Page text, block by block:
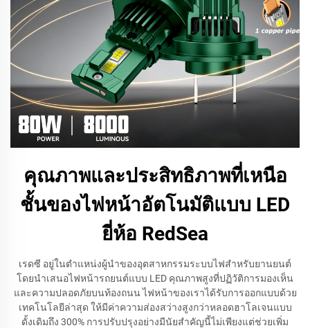
คุณภาพและประสิทธิภาพที่เหนือ
ชั้นของไฟหน้าอัตโนมัติแบบ LED
ยี่ห้อ RedSea
เรดซี อยู่ในตำแหน่งผู้นำของอุตสาหกรรมระบบไฟสำหรับยานยนต์
โดยนำเสนอไฟหน้ารถยนต์แบบ LED คุณภาพสูงที่ปฏิวัติการมองเห็น
และความปลอดภัยบนท้องถนน ไฟหน้าของเราได้รับการออกแบบด้วย
เทคโนโลยีล่าสุด ให้มีค่าความส่องสว่างสูงกว่าหลอดฮาโลเจนแบบ
ดั้งเดิมถึง 300% การปรับปรุงอย่างมีนัยสำคัญนี้ไม่เพียงแต่ช่วยเพิ่ม